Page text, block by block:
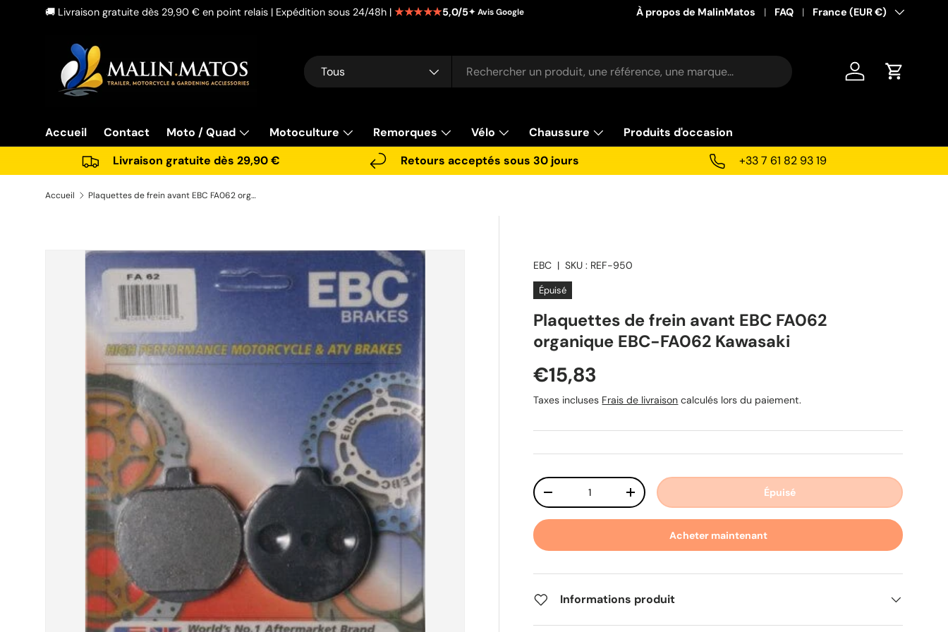
🚚 Livraison gratuite dès 29,90 € en point relais | Expédition sous 24/48h | ★★★★★5,0/5✦ Avis Google À propos de MalinMatos FAQ Pays
France (EUR €)
Recherche
Type de produit
Tous Se connecter
Panier
Accueil Contact Moto / Quad Motoculture Remorques Vélo Chaussure
Produits d'occasion
Livraison gratuite dès 29,90 €
Retours acceptés sous 30 jours +33 7 61 82 93 19
Accueil Plaquettes de frein avant EBC FA062 organique EBC-FA062 Kawasaki
Passer aux informations produits
EBC |SKU : REF-950
Épuisé
Plaquettes de frein avant EBC FA062
organique EBC-FA062 Kawasaki
Prix habituel
€15,83
Taxes incluses Frais de livraison calculés lors du paiement.
Qté
Diminuer la quantitéAugmenter la quantité Épuisé
Acheter maintenant
Informations produit